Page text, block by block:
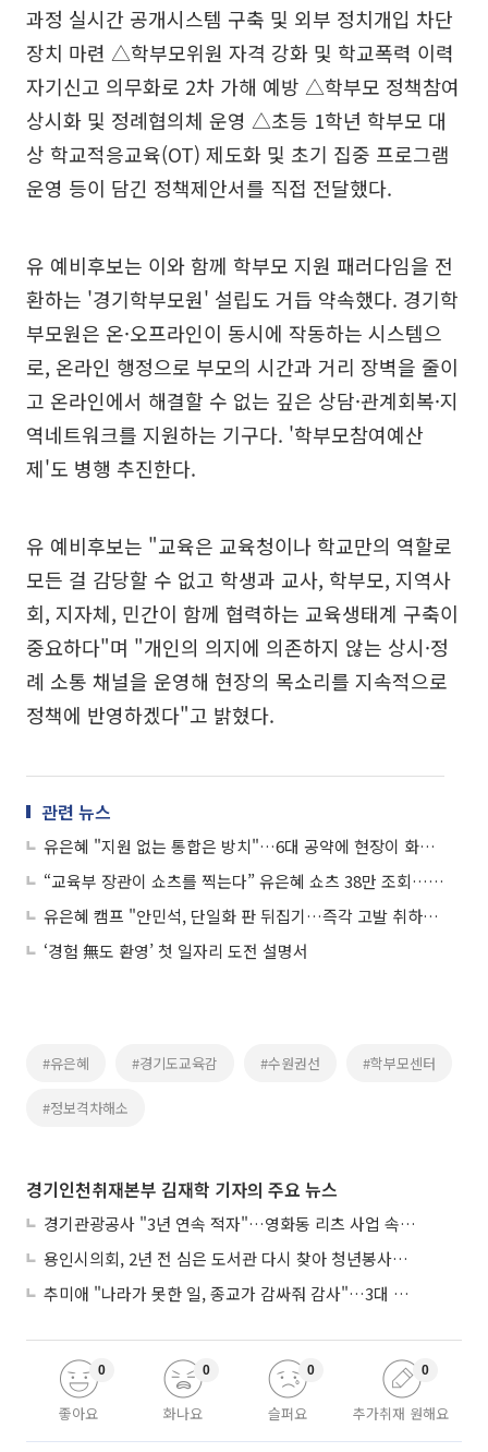
과정 실시간 공개시스템 구축 및 외부 정치개입 차단
장치 마련 △학부모위원 자격 강화 및 학교폭력 이력
자기신고 의무화로 2차 가해 예방 △학부모 정책참여
상시화 및 정례협의체 운영 △초등 1학년 학부모 대
상 학교적응교육(OT) 제도화 및 초기 집중 프로그램
운영 등이 담긴 정책제안서를 직접 전달했다.
유 예비후보는 이와 함께 학부모 지원 패러다임을 전
환하는 '경기학부모원' 설립도 거듭 약속했다. 경기학
부모원은 온·오프라인이 동시에 작동하는 시스템으
로, 온라인 행정으로 부모의 시간과 거리 장벽을 줄이
고 온라인에서 해결할 수 없는 깊은 상담·관계회복·지
역네트워크를 지원하는 기구다. '학부모참여예산
제'도 병행 추진한다.
유 예비후보는 "교육은 교육청이나 학교만의 역할로
모든 걸 감당할 수 없고 학생과 교사, 학부모, 지역사
회, 지자체, 민간이 함께 협력하는 교육생태계 구축이
중요하다"며 "개인의 의지에 의존하지 않는 상시·정
례 소통 채널을 운영해 현장의 목소리를 지속적으로
정책에 반영하겠다"고 밝혔다.
관련 뉴스
유은혜 "지원 없는 통합은 방치"…6대 공약에 현장이 화답했다
“교육부 장관이 쇼츠를 찍는다” 유은혜 쇼츠 38만 조회…경기교육, 유튜브를 뚫었다
유은혜 캠프 "안민석, 단일화 판 뒤집기…즉각 고발 취하하라"
‘경험 無도 환영’ 첫 일자리 도전 설명서
#유은혜 #경기도교육감 #수원권선 #학부모센터
#정보격차해소
경기인천취재본부 김재학 기자의 주요 뉴스
경기관광공사 "3년 연속 적자"…영화동 리츠 사업 속도 놓고 수원시와 이견
용인시의회, 2년 전 심은 도서관 다시 찾아 청년봉사단 약속까지
추미애 "나라가 못한 일, 종교가 감싸줘 감사"…3대 종단과 첫 만남
좋아요
0
화나요
0
슬퍼요
0
추가취재 원해요
0